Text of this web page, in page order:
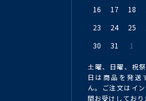
16
17 18
23
24 25
30
31 1
土曜、日曜、祝
日は商品を発送
ん。ご注文はイ
間お受けしており